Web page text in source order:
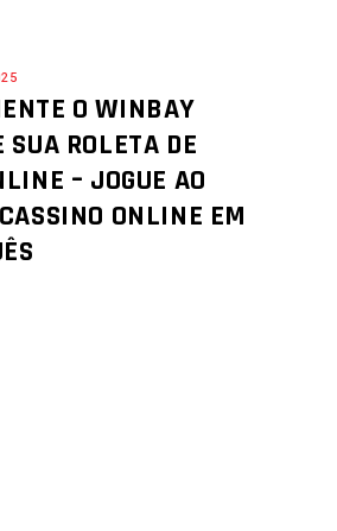
O WINBAY
SUA ROLETA DE
– JOGUE AO
ONLINE EM